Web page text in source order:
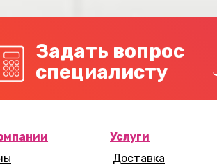
Задать вопрос
специалисту
Услуги
Доставка